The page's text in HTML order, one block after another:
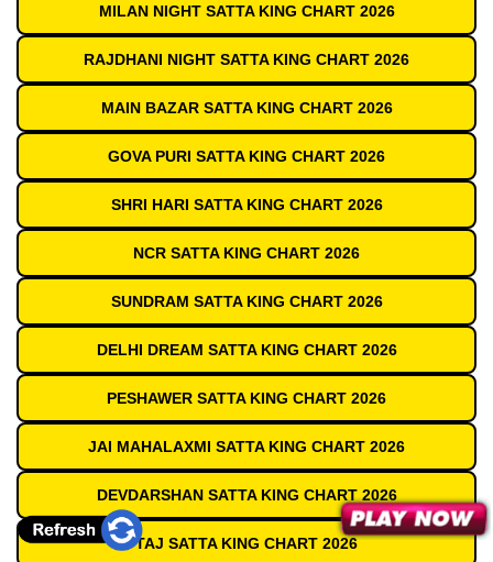
MILAN NIGHT SATTA KING CHART 2026
RAJDHANI NIGHT SATTA KING CHART 2026
MAIN BAZAR SATTA KING CHART 2026
GOVA PURI SATTA KING CHART 2026
SHRI HARI SATTA KING CHART 2026
NCR SATTA KING CHART 2026
SUNDRAM SATTA KING CHART 2026
DELHI DREAM SATTA KING CHART 2026
PESHAWER SATTA KING CHART 2026
JAI MAHALAXMI SATTA KING CHART 2026
DEVDARSHAN SATTA KING CHART 2026
TAJ SATTA KING CHART 2026